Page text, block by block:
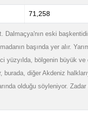
71,258
Dalmaçya'nın eski
başında yer alır.
yüzyılda, bölgenin büyük
burada, diğer Akdeniz
olduğu söyleniyor.